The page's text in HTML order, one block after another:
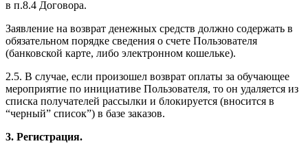
в п.8.4 Договора.
Заявление на возврат денежных средств должно содержать в
обязательном порядке сведения о счете Пользователя
(банковской карте, либо электронном кошельке).
2.5. В случае, если произошел возврат оплаты за обучающее
мероприятие по инициативе Пользователя, то он удаляется из
списка получателей рассылки и блокируется (вносится в
“черный” список”) в базе заказов.
3. Регистрация.